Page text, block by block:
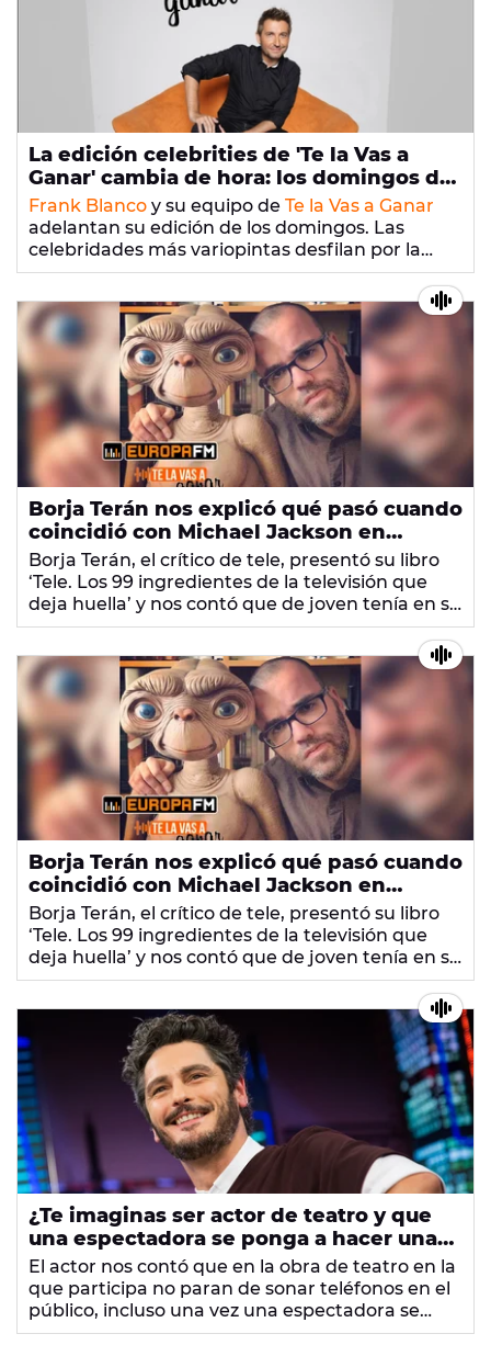
La edición celebrities de 'Te la Vas a
Ganar' cambia de hora: los domingos de
21 a 23h
Frank Blanco y su equipo de Te la Vas a Ganar
adelantan su edición de los domingos. Las
celebridades más variopintas desfilan por la
radio para contarnos sus novedades cada
Borja Terán nos explicó qué pasó cuando
coincidió con Michael Jackson en
Eurodisney
Borja Terán, el crítico de tele, presentó su libro
‘Tele. Los 99 ingredientes de la televisión que
deja huella’ y nos contó que de joven tenía en su
pared un póster de Julia Otero y que coincidió
Borja Terán nos explicó qué pasó cuando
coincidió con Michael Jackson en
Eurodisney
Borja Terán, el crítico de tele, presentó su libro
‘Tele. Los 99 ingredientes de la televisión que
deja huella’ y nos contó que de joven tenía en su
pared un póster de Julia Otero y que coincidió
¿Te imaginas ser actor de teatro y que
una espectadora se ponga a hacer una
videollamada en mitad de la función?
El actor nos contó que en la obra de teatro en la
que participa no paran de sonar teléfonos en el
público, incluso una vez una espectadora se
puso a hacer una videollamada con la obra en